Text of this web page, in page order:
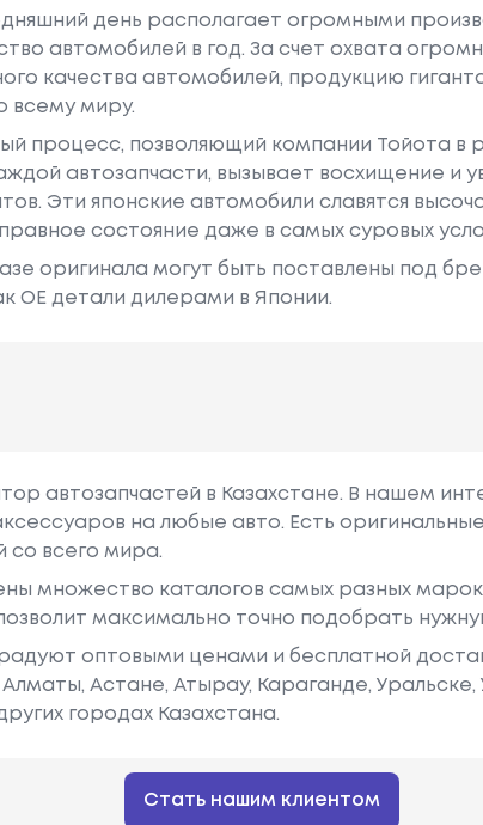
день располагает огромными
автомобилей в год. За счет охвата
качества автомобилей, продукцию
всему миру.
процесс, позволяющий компании Тойота в
автозапчасти, вызывает восхищение и
Эти японские автомобили славятся
состояние даже в самых суровых
оригинала могут быть поставлены под
ОЕ детали дилерами в Японии.
автозапчастей в Казахстане. В нашем
на любые авто. Есть
со всего мира.
множество каталогов самых разных
максимально точно подобрать
оптовыми ценами и бесплатной
Алматы, Астане, Атырау, Караганде,
городах Казахстана.
Стать нашим клиентом